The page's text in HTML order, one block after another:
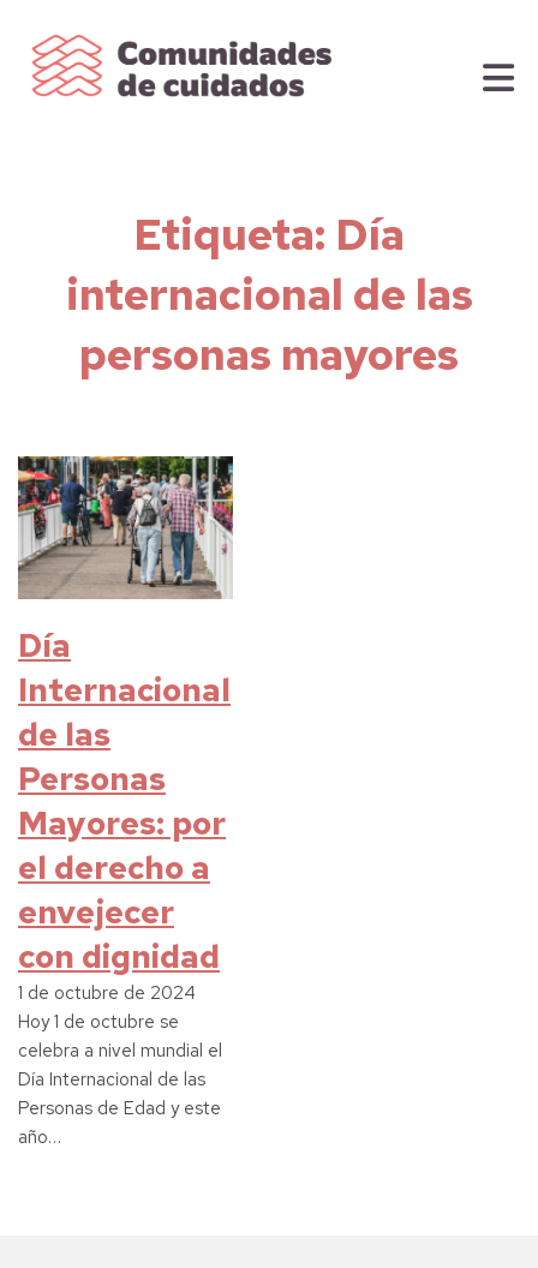
Etiqueta: Día
internacional de las
personas mayores
Día
Internacional
de las
Personas
Mayores: por
el derecho a
envejecer
con dignidad
1 de octubre de 2024
Hoy 1 de octubre se
celebra a nivel mundial el
Día Internacional de las
Personas de Edad y este
año…